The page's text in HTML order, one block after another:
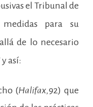
el Tribunal de
para su
de lo necesario
así:
(Halifax,92) que